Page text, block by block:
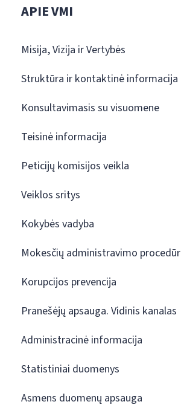
APIE VMI
Misija, Vizija ir Vertybės
Struktūra ir kontaktinė informacija
Konsultavimasis su visuomene
Teisinė informacija
Peticijų komisijos veikla
Veiklos sritys
Kokybės vadyba
Mokesčių administravimo
Korupcijos prevencija
Pranešėjų apsauga. Vidinis kanalas
Administracinė informacija
Statistiniai duomenys
Asmens duomenų apsauga